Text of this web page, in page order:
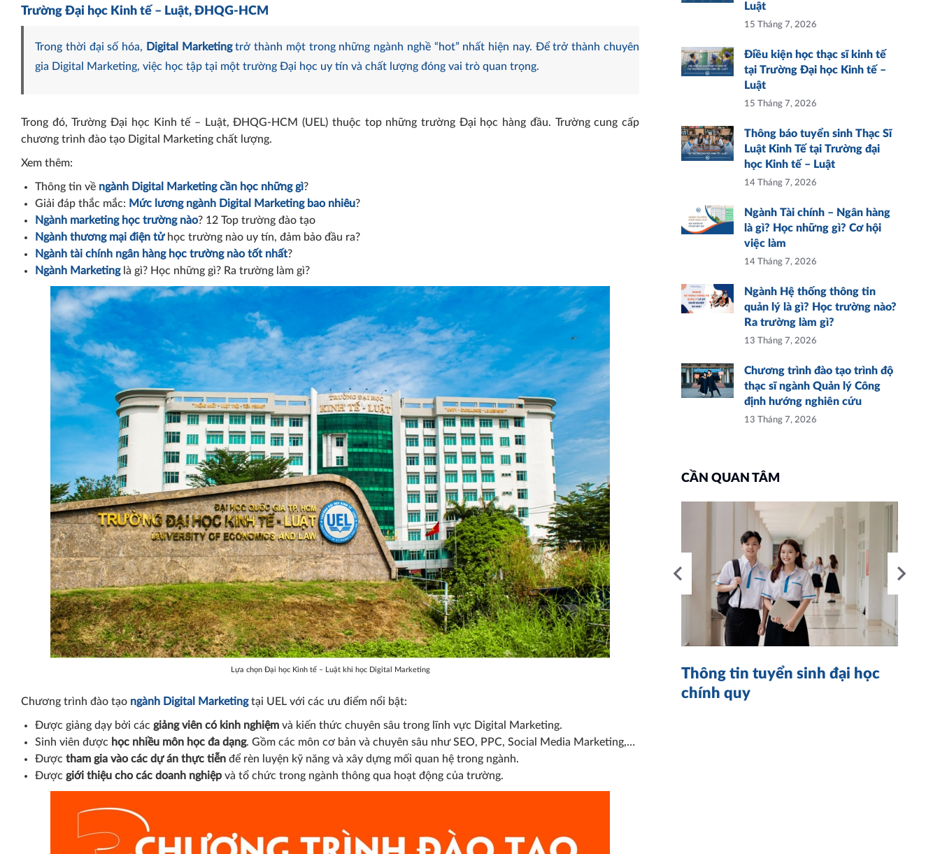
Trường Đại học Kinh tế – Luật, ĐHQG-HCM
Trong thời đại số hóa, Digital Marketingtrở thành một trong những ngành nghề “hot” nhất hiện nay. Để trở thành chuyên
gia Digital Marketing, việc học tập tại một trường Đại học uy tín và chất lượng đóng vai trò quan trọng.
Trong đó, Trường Đại học Kinh tế – Luật, ĐHQG-HCM (UEL) thuộc top những trường Đại học hàng đầu. Trường cung cấp
chương trình đào tạo Digital Marketing chất lượng.
Xem thêm:
Thông tin về ngành Digital Marketing cần học những gì?
Giải đáp thắc mắc: Mức lương ngành Digital Marketing bao nhiêu?
Ngành marketing học trường nào? 12 Top trường đào tạo
Ngành thương mại điện tửhọc trường nào uy tín, đảm bảo đầu ra?
Ngành tài chính ngân hàng học trường nào tốt nhất?
Ngành Marketinglà gì? Học những gì? Ra trường làm gì?
Lựa chọn Đại học Kinh tế – Luật khi học Digital Marketing
Chương trình đào tạo ngành Digital Marketingtại UEL với các ưu điểm nổi bật:
Được giảng dạy bởi các giảng viên có kinh nghiệm và kiến thức chuyên sâu trong lĩnh vực Digital Marketing.
Sinh viên được học nhiều môn học đa dạng. Gồm các môn cơ bản và chuyên sâu như SEO, PPC, Social Media Marketing,…
Được tham gia vào các dự án thực tiễn để rèn luyện kỹ năng và xây dựng mối quan hệ trong ngành.
Được giới thiệu cho các doanh nghiệp và tổ chức trong ngành thông qua hoạt động của trường.
Luật
15 Tháng 7, 2026
Điều kiện học thạc sĩ kinh tế
tại Trường Đại học Kinh tế –
Luật
15 Tháng 7, 2026
Thông báo tuyển sinh Thạc Sĩ
Luật Kinh Tế tại Trường đại
học Kinh tế – Luật
14 Tháng 7, 2026
Ngành Tài chính – Ngân hàng
là gì? Học những gì? Cơ hội
việc làm
14 Tháng 7, 2026
Ngành Hệ thống thông tin
quản lý là gì? Học trường nào?
Ra trường làm gì?
13 Tháng 7, 2026
Chương trình đào tạo trình độ
thạc sĩ ngành Quản lý Công
định hướng nghiên cứu
13 Tháng 7, 2026
CẦN QUAN TÂM
UEL công bố ngưỡng đảm bảo
chất lượng đầu vào năm 2024
Các phương thức tuyển sinh
đại học chính quy năm 2024
Thông tin tuyển sinh đại học
chính quy